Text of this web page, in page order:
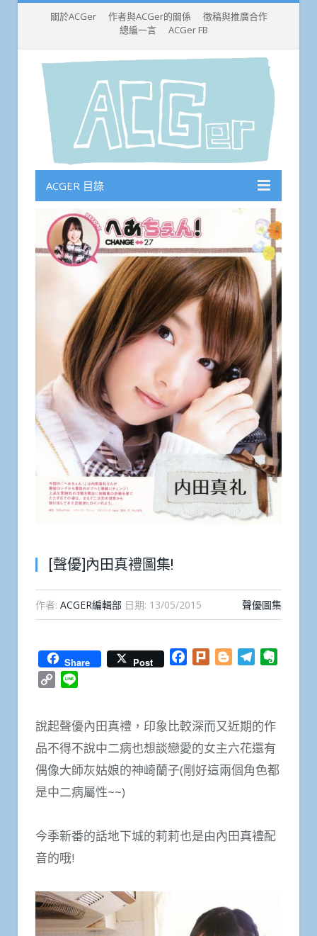
關於ACGer 作者與ACGer的關係
徵稿與推廣合作
總編一言
ACGer FB
ACGER 目錄
[聲優]內田真禮圖集!
作者: ACGER編輯部 日期: 13/05/2015 聲優圖集
Share Post Facebook
Plurk BloggerTelegram
Copy
說起聲優內田真禮，印象比較深而又近期的作
品不得不說中二病也想談戀愛的女主六花還有
偶像大師灰姑娘的神崎蘭子(剛好這兩個角色都
是中二病屬性~~)
今季新番的話地下城的莉莉也是由內田真禮配
音的哦!